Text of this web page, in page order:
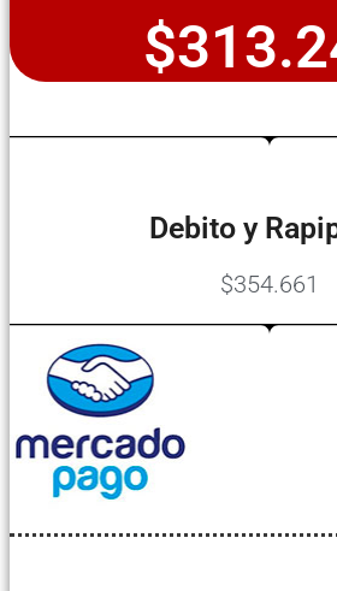
Debito y
$354.661